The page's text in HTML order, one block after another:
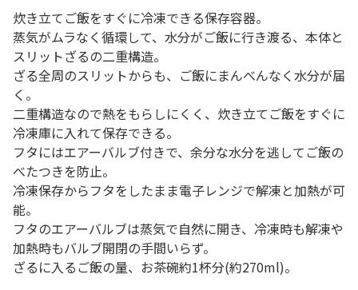
炊き立てご飯をすぐに冷凍できる保存容器。
蒸気がムラなく循環して、水分がご飯に行き渡る、本体と
スリットざるの二重構造。
ざる全周のスリットからも、ご飯にまんべんなく水分が届
く。
二重構造なので熱をもらしにくく、炊き立てご飯をすぐに
冷凍庫に入れて保存できる。
フタにはエアーバルブ付きで、余分な水分を逃してご飯の
べたつきを防止。
冷凍保存からフタをしたまま電子レンジで解凍と加熱が可
能。
フタのエアーバルブは蒸気で自然に開き、冷凍時も解凍や
加熱時もバルブ開閉の手間いらず。
ざるに入るご飯の量、お茶碗約1杯分(約270ml)。